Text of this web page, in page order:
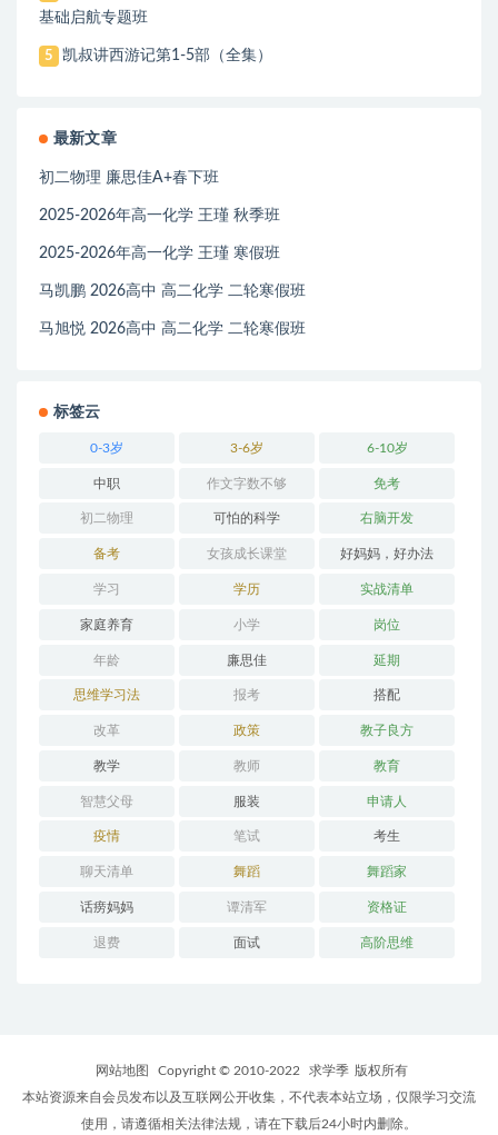
基础启航专题班
5 凯叔讲西游记第1-5部（全集）
最新文章
初二物理 廉思佳A+春下班
2025-2026年高一化学 王瑾 秋季班
2025-2026年高一化学 王瑾 寒假班
马凯鹏 2026高中 高二化学 二轮寒假班
马旭悦 2026高中 高二化学 二轮寒假班
标签云
0-3岁 3-6岁 6-10岁
中职 作文字数不够 免考
初二物理 可怕的科学 右脑开发
备考 女孩成长课堂 好妈妈，好办法
学习 学历 实战清单
家庭养育 小学 岗位
年龄 廉思佳 延期
思维学习法 报考 搭配
改革 政策 教子良方
教学 教师 教育
智慧父母 服装 申请人
疫情 笔试 考生
聊天清单 舞蹈 舞蹈家
话痨妈妈 谭清军 资格证
退费 面试 高阶思维
网站地图 Copyright © 2010-2022 求学季 版权所有
本站资源来自会员发布以及互联网公开收集，不代表本站立场，仅限学习交流
使用，请遵循相关法律法规，请在下载后24小时内删除。